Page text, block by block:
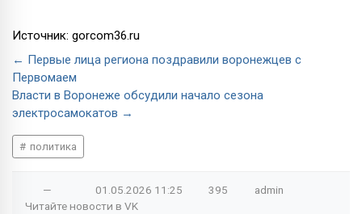
Источник: gorcom36.ru
← Первые лица региона поздравили воронежцев с
Первомаем
Власти в Воронеже обсудили начало сезона
электросамокатов →
политика
— 01.05.2026 11:25 395
admin
Читайте новости в VK